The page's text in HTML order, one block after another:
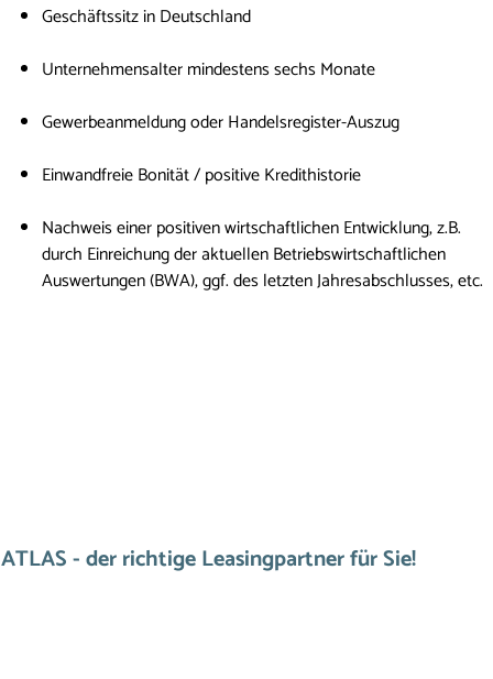
Geschäftssitz in Deutschland
Unternehmensalter mindestens sechs Monate
Gewerbeanmeldung oder Handelsregister-Auszug
Einwandfreie Bonität / positive Kredithistorie
Nachweis einer positiven wirtschaftlichen Entwicklung, z.B.
durch Einreichung der aktuellen Betriebswirtschaftlichen
Auswertungen (BWA), ggf. des letzten Jahresabschlusses, etc.
ATLAS - der richtige Leasingpartner für Sie!